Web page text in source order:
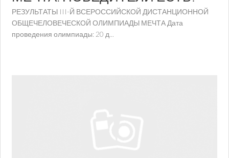
РЕЗУЛЬТАТЫ III-Й ВСЕРОССИЙСКОЙ ДИСТАНЦИОННОЙ
ОБЩЕЧЕЛОВЕЧЕСКОЙ ОЛИМПИАДЫ МЕЧТА Дата
проведения олимпиады: 20 д...